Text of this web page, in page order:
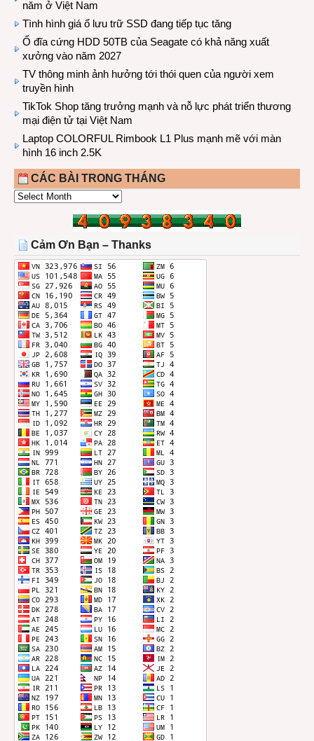
năm ở Việt Nam
Tình hình giá ổ lưu trữ SSD đang tiếp tục tăng
Ổ đĩa cứng HDD 50TB của Seagate có khả năng xuất
xưởng vào năm 2027
TV thông minh ảnh hưởng tới thói quen của người xem
truyền hình
TikTok Shop tăng trưởng mạnh và nỗ lực phát triển thương
mại điện tử tại Việt Nam
Laptop COLORFUL Rimbook L1 Plus mạnh mẽ với màn
hình 16 inch 2.5K
CÁC BÀI TRONG THÁNG
CÁC
THÁNG
Cảm Ơn Bạn – Thanks